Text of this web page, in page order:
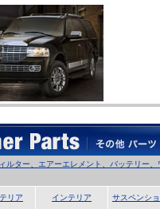
ルター、エアーエレメント、バッテリー
リア インテリア サスペンシ